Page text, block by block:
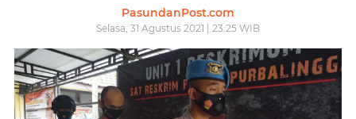
PasundanPost.com
Selasa, 31 Agustus 2021 | 23:25 WIB